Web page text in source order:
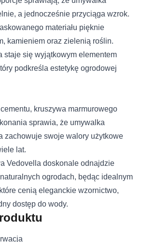
a jednocześnie przyciąga wzrok.
materiału pięknie
kamieniem oraz zielenią roślin.
staje się wyjątkowym elementem
podkreśla estetykę ogrodowej
cementu, kruszywa marmurowego
sprawia, że umywalka
zachowuje swoje walory użytkowe
lat.
Vedovella doskonale odnajdzie
ogrodach, będąc idealnym
cenią eleganckie wzornictwo,
dostęp do wody.